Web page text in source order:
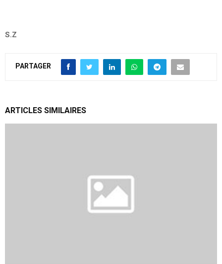
S.Z
PARTAGER
ARTICLES SIMILAIRES